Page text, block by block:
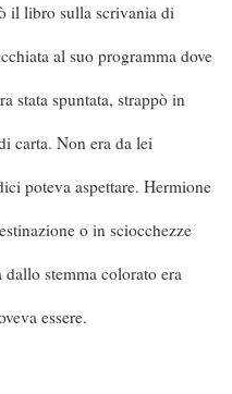
il libro sulla scrivania di
al suo programma dove
stata spuntata, strappò in
carta. Non era da lei
poteva aspettare. Hermione
o in sciocchezze
stemma colorato era
essere.